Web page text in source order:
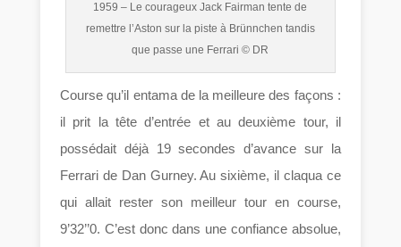
1959 – Le courageux Jack Fairman tente de
remettre l’Aston sur la piste à Brünnchen tandis
que passe une Ferrari © DR
Course qu’il entama de la meilleure des façons :
il prit la tête d’entrée et au deuxième tour, il
possédait déjà 19 secondes d’avance sur la
Ferrari de Dan Gurney. Au sixième, il claqua ce
qui allait rester son meilleur tour en course,
9’32’’0. C’est donc dans une confiance absolue,